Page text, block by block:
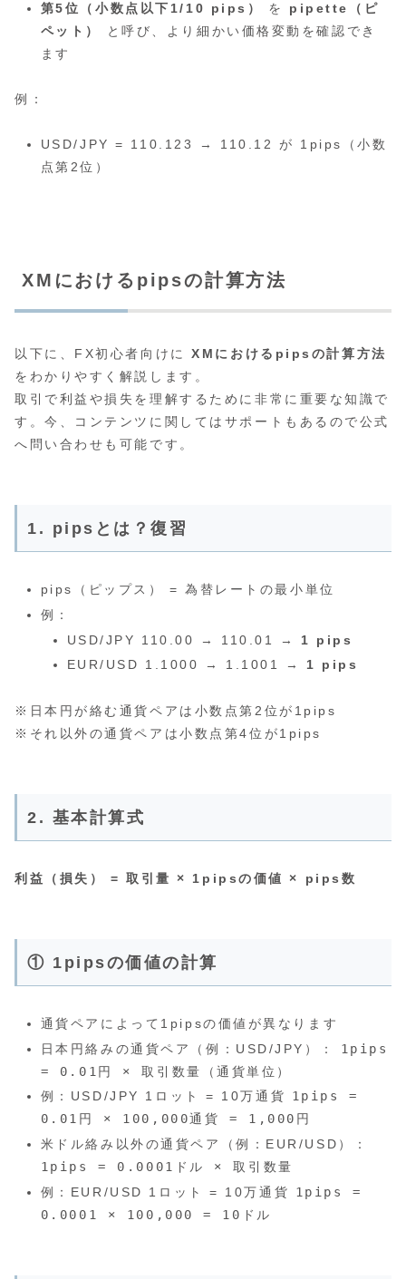
第5位（小数点以下1/10 pips）
を pipette（ピ
ペット）
と呼び、より細かい価格変動を確認でき
ます
例：
USD/JPY = 110.123 → 110.12 が 1pips（小数
点第2位）
XMにおけるpipsの計算方法
以下に、FX初心者向けにXMにおけるpipsの計算方法
をわかりやすく解説します。
取引で利益や損失を理解するために非常に重要な知識で
す。今、コンテンツに関してはサポートもあるので公式
へ問い合わせも可能です。
1. pipsとは？復習
pips（ピップス） = 為替レートの最小単位
例：
USD/JPY 110.00 → 110.01 → 1 pips
EUR/USD 1.1000 → 1.1001 → 1 pips
※日本円が絡む通貨ペアは小数点第2位が1pips
※それ以外の通貨ペアは小数点第4位が1pips
2. 基本計算式
利益（損失） = 取引量 × 1pipsの価値 × pips数
① 1pipsの価値の計算
通貨ペアによって1pipsの価値が異なります
日本円絡みの通貨ペア（例：USD/JPY）： 1pips
= 0.01円 × 取引数量（通貨単位）
例：USD/JPY 1ロット = 10万通貨 1pips =
0.01円 × 100,000通貨 = 1,000円
米ドル絡み以外の通貨ペア（例：EUR/USD）：
1pips = 0.0001ドル × 取引数量
例：EUR/USD 1ロット = 10万通貨 1pips =
0.0001 × 100,000 = 10ドル